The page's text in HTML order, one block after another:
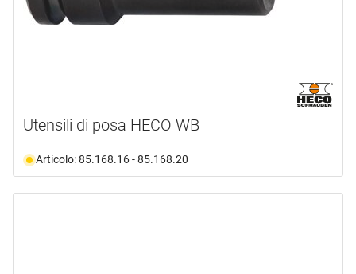
Utensili di posa HECO WB
Articolo: 85.168.16 - 85.168.20